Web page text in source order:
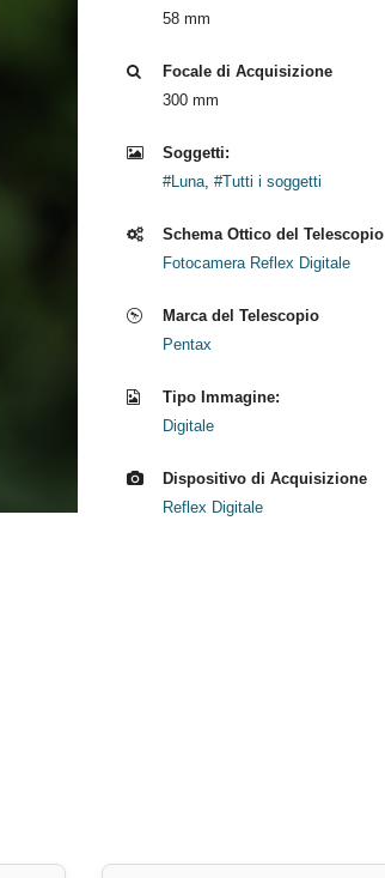
58 mm
Focale di Acquisizione
300 mm
Soggetti:
#Luna, #Tutti i soggetti
Schema Ottico del Telescopio
Fotocamera Reflex Digitale
Marca del Telescopio
Pentax
Tipo Immagine:
Digitale
Dispositivo di Acquisizione
Reflex Digitale